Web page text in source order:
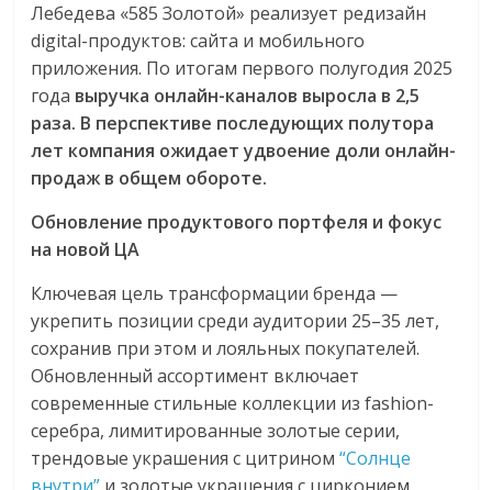
Лебедева «585 Золотой» реализует редизайн
digital-продуктов: сайта и мобильного
приложения. По итогам первого полугодия 2025
года выручка онлайн-каналов выросла в 2,5
раза. В перспективе последующих полутора
лет компания ожидает удвоение доли онлайн-
продаж в общем обороте.
Обновление продуктового портфеля и фокус
на новой ЦА
Ключевая цель трансформации бренда —
укрепить позиции среди аудитории 25–35 лет,
сохранив при этом и лояльных покупателей.
Обновленный ассортимент включает
современные стильные коллекции из fashion-
серебра, лимитированные золотые серии,
трендовые украшения с цитрином“Солнце